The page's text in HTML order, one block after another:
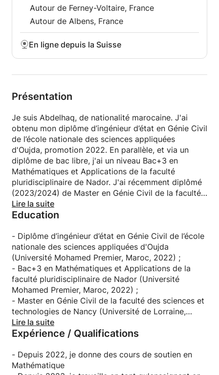
Autour de Ferney-Voltaire, France
Autour de Albens, France
En ligne depuis la Suisse
Présentation
Je suis Abdelhaq, de nationalité marocaine. J'ai
obtenu mon diplôme d’ingénieur d’état en Génie Civil
de l’école nationale des sciences appliquées
d'Oujda, promotion 2022. En parallèle, et via un
diplôme de bac libre, j'ai un niveau Bac+3 en
Mathématiques et Applications de la faculté
pluridisciplinaire de Nador. J'ai récemment diplômé
(2023/2024) de Master en Génie Civil de la faculté
des sciences et technologies de Nancy.
J'ai aidé plusieurs élèves en mathématiques pour
devoirs et préparation des examens.
Lire la suite
Education
- Diplôme d’ingénieur d’état en Génie Civil de l’école
nationale des sciences appliquées d'Oujda
(Université Mohamed Premier, Maroc, 2022) ;
- Bac+3 en Mathématiques et Applications de la
faculté pluridisciplinaire de Nador (Université
Mohamed Premier, Maroc, 2022) ;
- Master en Génie Civil de la faculté des sciences et
technologies de Nancy (Université de Lorraine,
Nancy, 2024).
Lire la suite
Expérience / Qualifications
- Depuis 2022, je donne des cours de soutien en
Mathématique